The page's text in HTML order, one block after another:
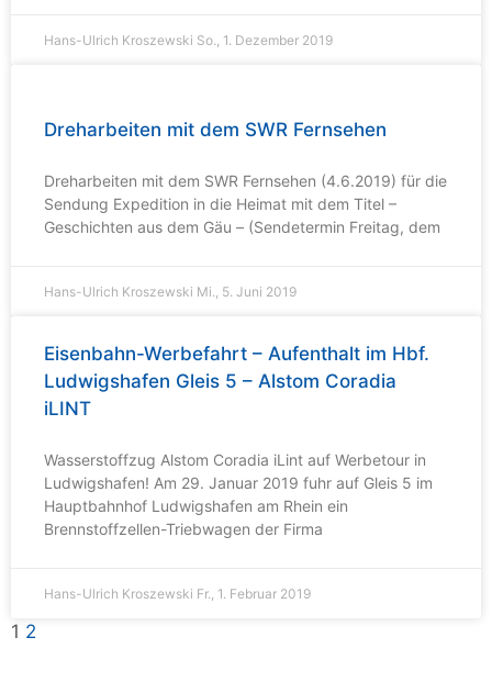
Hans-Ulrich Kroszewski So., 1. Dezember 2019
Dreharbeiten mit dem SWR Fernsehen
Dreharbeiten mit dem SWR Fernsehen (4.6.2019) für die
Sendung Expedition in die Heimat mit dem Titel –
Geschichten aus dem Gäu – (Sendetermin Freitag, dem
Hans-Ulrich Kroszewski Mi., 5. Juni 2019
Eisenbahn-Werbefahrt – Aufenthalt im Hbf.
Ludwigshafen Gleis 5 – Alstom Coradia
iLINT
Wasserstoffzug Alstom Coradia iLint auf Werbetour in
Ludwigshafen! Am 29. Januar 2019 fuhr auf Gleis 5 im
Hauptbahnhof Ludwigshafen am Rhein ein
Brennstoffzellen-Triebwagen der Firma
Hans-Ulrich Kroszewski Fr., 1. Februar 2019
1 2